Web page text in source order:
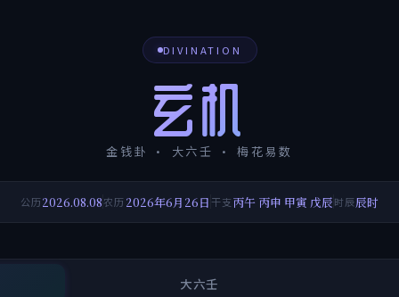
DIVINATION
玄机
金钱卦 · 大六壬 · 梅花易数
公历2026.08.08农历2026年6月26日 干支丙午 丙申 甲寅 戊辰时辰辰时
大六壬